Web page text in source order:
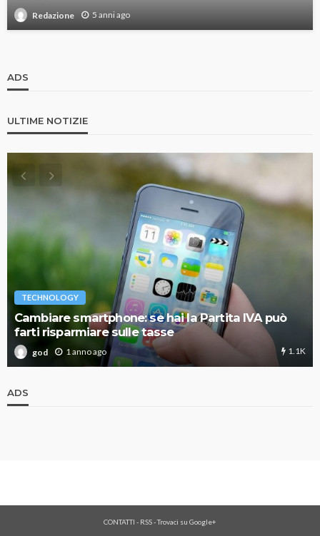
Redazione 5 anni ago
ADS
ULTIME NOTIZIE
TECHNOLOGY
Cambiare smartphone: se hai la Partita IVA può
farti risparmiare sulle tasse
god 1 anno ago 1.1K
ADS
CONTATTI - RSS-Trovaci su Google+